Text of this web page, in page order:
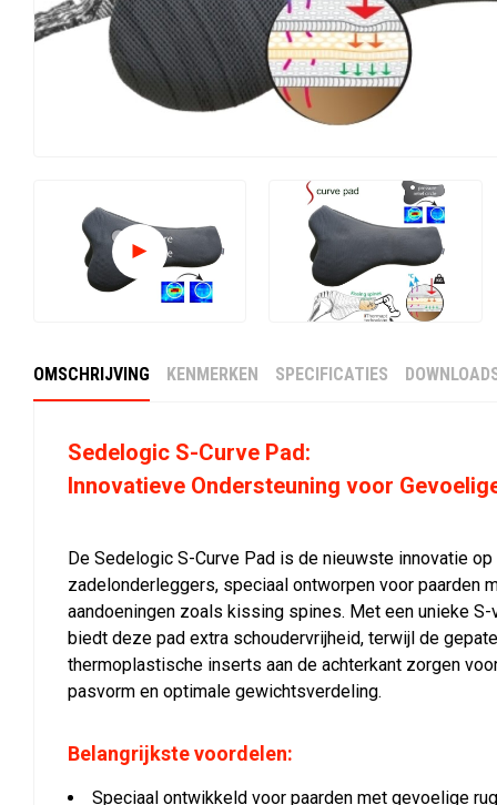
OMSCHRIJVING KENMERKEN SPECIFICATIES
Sedelogic S-Curve Pad:
Innovatieve Ondersteuning voor
De Sedelogic S-Curve Pad is de nieuwste innovatie
zadelonderleggers, speciaal ontworpen voor paarden
aandoeningen zoals kissing spines. Met een unieke S-
biedt deze pad extra schoudervrijheid, terwijl de
thermoplastische inserts aan de achterkant zorgen
pasvorm en optimale gewichtsverdeling.
Belangrijkste voordelen:
Speciaal ontwikkeld voor paarden met gevoelige